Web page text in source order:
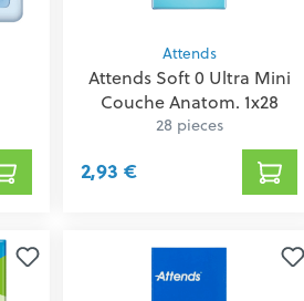
Attends
Attends Soft 0 Ultra Mini
Couche Anatom. 1x28
28 pieces
2,93 €